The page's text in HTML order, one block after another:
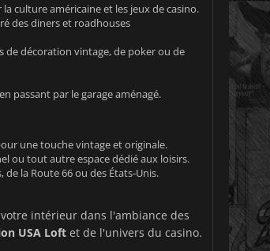
culture américaine et les jeux de casino.
des diners et roadhouses
de décoration vintage, de poker ou de
passant par le garage aménagé.
une touche vintage et originale.
ou tout autre espace dédié aux loisirs.
la Route 66 ou des États-Unis.
intérieur dans l'ambiance des
USA Loftet de l'univers du casino.